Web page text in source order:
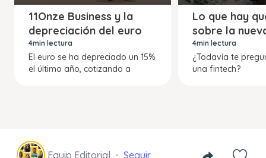
11Onze Business y la
depreciación del euro
4min lectura
El euro se ha depreciado un 15%
el último año, cotizando a
Lo que hay
sobre la
4min lectura
¿Todavía te
una fintech?
Equip Editorial Seguir